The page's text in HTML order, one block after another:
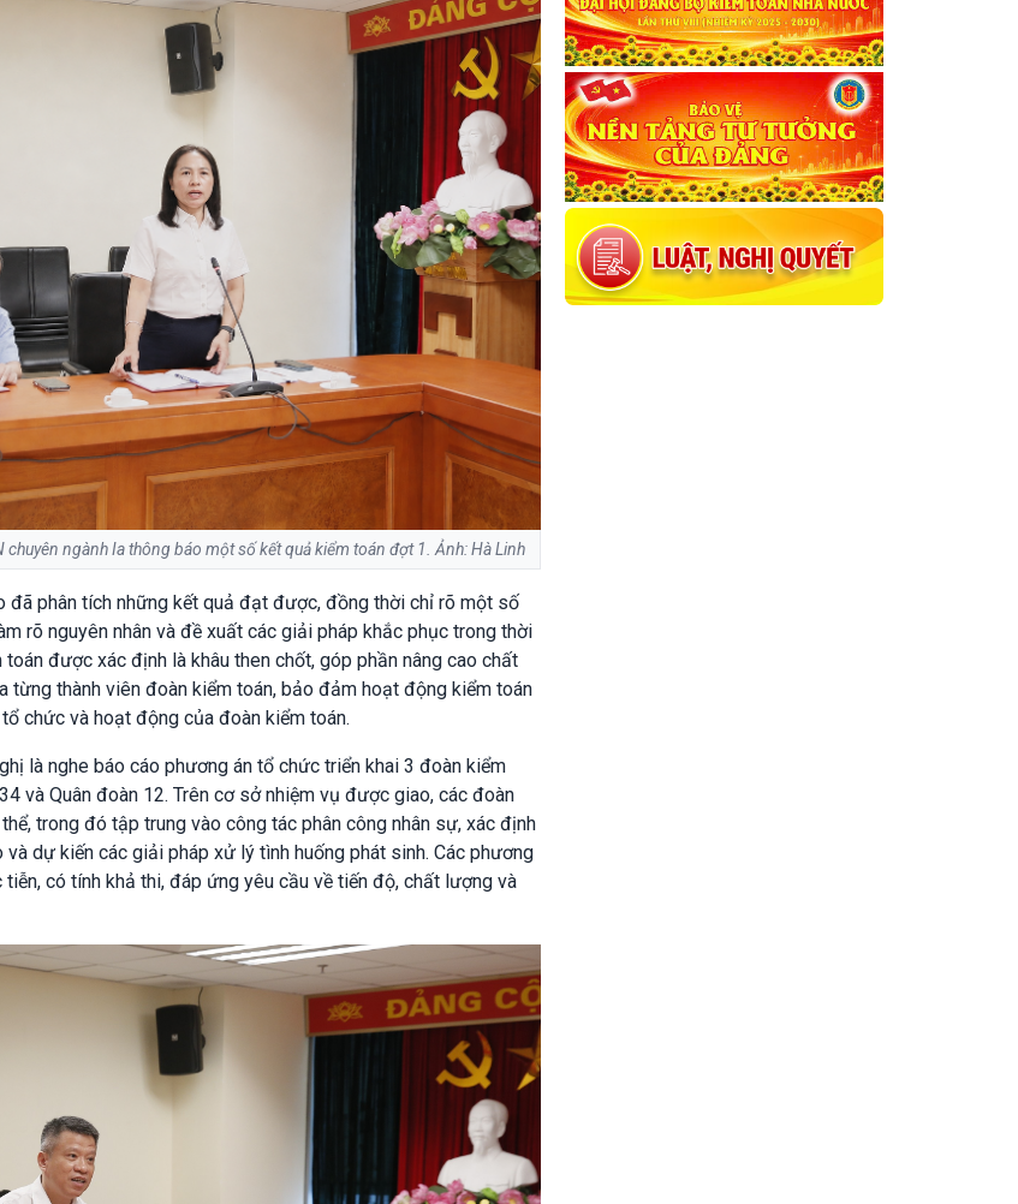
ngành Ia thông báo một số kết quả kiểm toán đợt 1. Ảnh: Hà Linh
đã phân tích những kết quả đạt được, đồng thời chỉ rõ một số
rõ nguyên nhân và đề xuất các giải pháp khắc phục trong thời
được xác định là khâu then chốt, góp phần nâng cao chất
từng thành viên đoàn kiểm toán, bảo đảm hoạt động kiểm toán
chức và hoạt động của đoàn kiểm toán.
là nghe báo cáo phương án tổ chức triển khai 3 đoàn kiểm
và Quân đoàn 12. Trên cơ sở nhiệm vụ được giao, các đoàn
trong đó tập trung vào công tác phân công nhân sự, xác định
dự kiến các giải pháp xử lý tình huống phát sinh. Các phương
có tính khả thi, đáp ứng yêu cầu về tiến độ, chất lượng và